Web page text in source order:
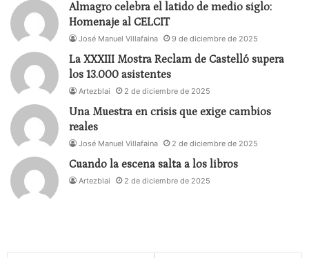
Almagro celebra el latido de medio siglo:
Homenaje al CELCIT
José Manuel Villafaina 9 de diciembre de 2025
La XXXIII Mostra Reclam de Castelló supera
los 13.000 asistentes
Artezblai 2 de diciembre de 2025
Una Muestra en crisis que exige cambios
reales
José Manuel Villafaina 2 de diciembre de 2025
Cuando la escena salta a los libros
Artezblai 2 de diciembre de 2025